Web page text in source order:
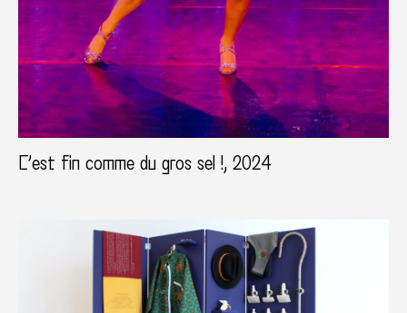
C’est fin comme du gros sel !, 2024